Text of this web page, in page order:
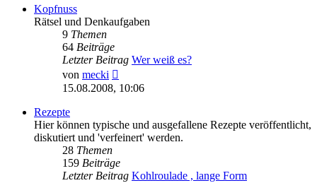
Kopfnuss
Rätsel und Denkaufgaben
9 Themen
64 Beiträge
Letzter Beitrag Wer weiß es?
von mecki
Beitrag
15.08.2008, 10:06
Rezepte
Hier können typische und ausgefallene Rezepte veröffentlicht,
diskutiert und 'verfeinert' werden.
28 Themen
159 Beiträge
Letzter Beitrag Kohlroulade , lange Form